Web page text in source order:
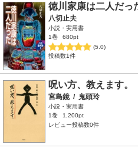
徳川家康は二人だっ
八切止夫
小説・実用書
1巻
680pt
(5.0)
投稿数1件
呪い方、教えます。
宮島鏡 / 鬼頭玲
小説・実用書
1巻
1,200pt
レビュー投稿数0件